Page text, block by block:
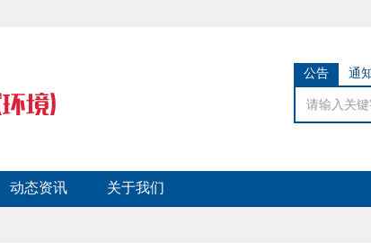
公告 通
动态资讯 关于我们